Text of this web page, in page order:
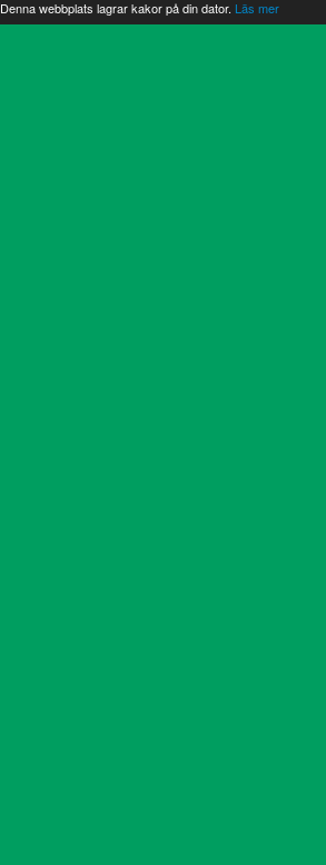
Denna webbplats lagrar kakor på din dator. Läs mer